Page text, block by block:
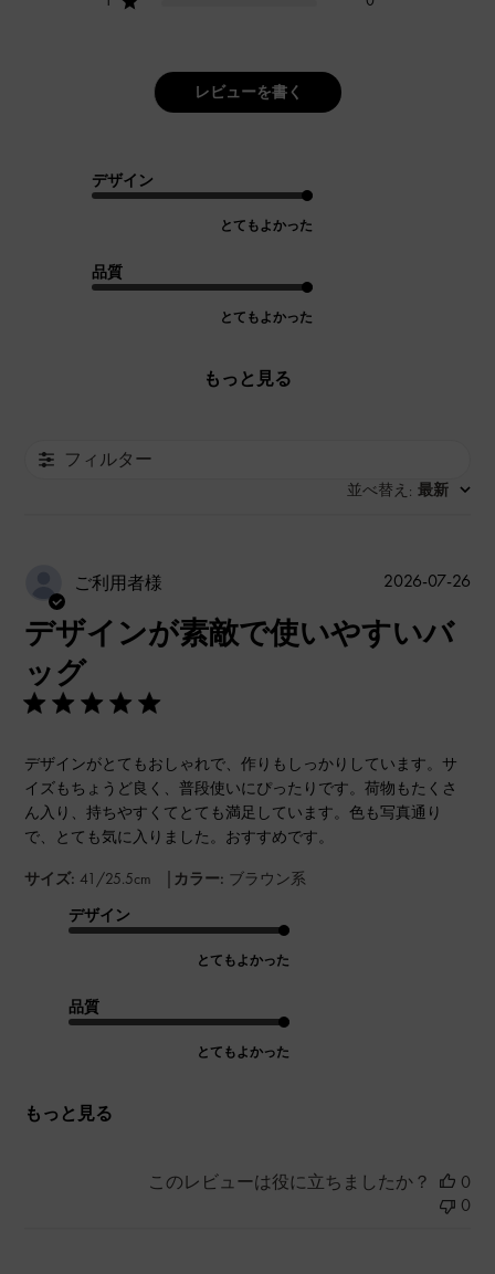
レビューを書く
デザイン
とてもよかった
品質
とてもよかった
もっと見る
フィルター
並べ替え : 最新
ご利用者様
デザインが素敵で使いやすいバ
ッグ
デザインがとてもおしゃれで、作りもしっかりしています。サ
イズもちょうど良く、普段使いにぴったりです。荷物もたくさ
ん入り、持ちやすくてとても満足しています。色も写真通り
で、とても気に入りました。おすすめです。
サイズ: 41/25.5cm | カラー: ブラウン系
デザイン
とてもよかった
品質
とてもよかった
もっと見る
公
2026-07-26
このレビューは役に立ちましたか？
0
0